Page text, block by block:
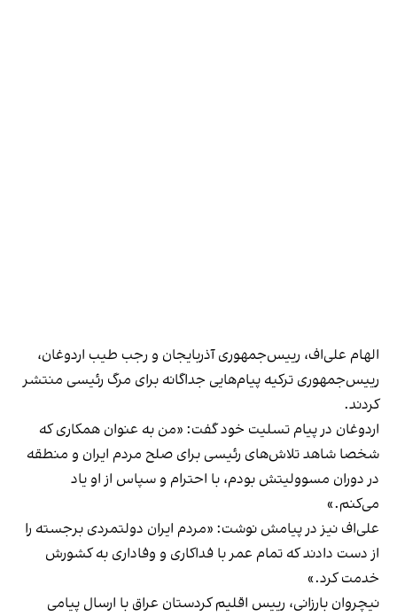
الهام علی‌اف، رییس‌جمهوری آذربایجان و رجب طیب اردوغان،
ر‌ییس‌جمهوری ترکیه پیام‌هایی جداگانه برای مرگ رئیسی منتشر
کردند.
اردوغان در پیام تسلیت خود گفت: «من به عنوان همکاری که
شخصا شاهد تلاش‌های رئیسی برای صلح مردم ایران و منطقه
در دوران مسوولیتش بودم، با احترام و سپاس از او یاد
می‌کنم.»
علی‌اف نیز در پیامش نوشت: «مردم ایران دولتمردی برجسته را
از دست دادند که تمام عمر با فداکاری و وفاداری به کشورش
خدمت کرد.»
نیچروان بارزانی، رییس اقلیم کردستان عراق با ارسال پیامی